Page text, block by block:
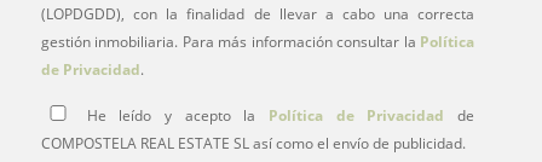
(LOPDGDD), con la finalidad de llevar a cabo una correcta
gestión inmobiliaria. Para más información consultar la Política
de Privacidad.
He leído y acepto la Política de Privacidad de
COMPOSTELA REAL ESTATE SL así como el envío de publicidad.